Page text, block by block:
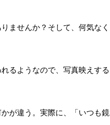
ませんか？そして、何気なく
るようなので、写真映えする
が違う。実際に、「いつも鏡